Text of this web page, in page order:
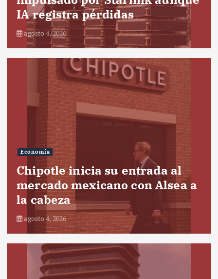
IA registra pérdidas
agosto 4, 2026
Economía
Chipotle inicia su entrada al
mercado mexicano con Alsea a
la cabeza
agosto 4, 2026